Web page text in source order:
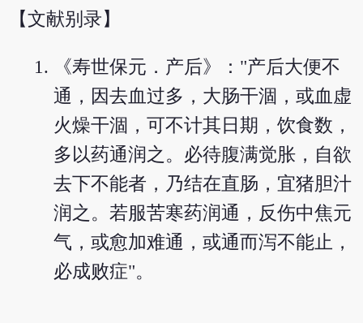
【文献别录】
《寿世保元．产后》："产后大便不
通，因去血过多，大肠干涸，或血虚
火燥干涸，可不计其日期，饮食数，
多以药通润之。必待腹满觉胀，自欲
去下不能者，乃结在直肠，宜猪胆汁
润之。若服苦寒药润通，反伤中焦元
气，或愈加难通，或通而泻不能止，
必成败症"。